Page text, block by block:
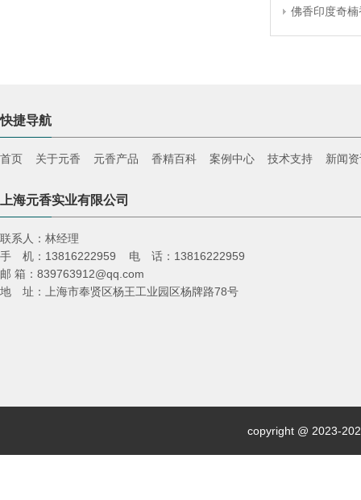
佛香印度奇楠
快捷导航
首页 关于元香 元香产品 香精百科 案例中心 技术支持 新闻
上海元香实业有限公司
联系人：林经理
手 机：13816222959 电 话：13816222959
邮 箱：839763912@qq.com
地 址：上海市奉贤区杨王工业园区杨牌路78号
copyright @ 2023-